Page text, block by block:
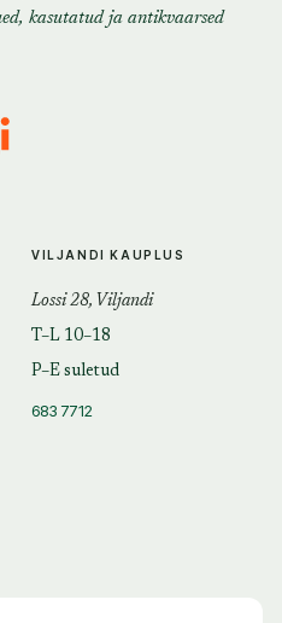
kasutatud ja antikvaarsed
VILJANDI KAUPLUS
Lossi 28, Viljandi
T–L 10–18
P–E suletud
683 7712